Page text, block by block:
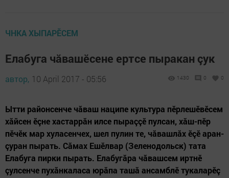
ЧНКА ХЫПАРӖСЕМ
Елабуга чăвашӗсене ертсе пыракан çук
автор, 10 April 2017 - 05:56 1430 0 0
Ытти районсенче чăваш наципе культура пӗрлешӗвӗсем
хăйсен ӗçне хастаррăн илсе пыраççӗ пулсан, хăш-пӗр
пӗчӗк мар хуласенчех, шел пулин те, чăвашлăх ӗçӗ аран-
çуран пырать. Сăмах Ешӗлвар (Зеленодольск) тата
Елабуга пирки пырать. Елабугăра чăвашсем иртнӗ
çулсенче пухăнкаласа юрăпа ташă ансамблӗ тукаларӗç